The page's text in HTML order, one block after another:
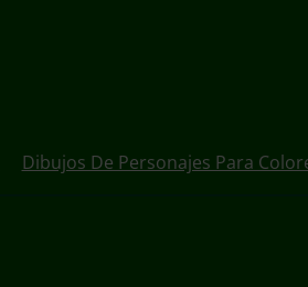
Dibujos De Personajes Para